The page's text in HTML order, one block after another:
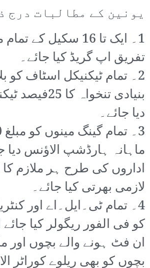
یونین کے مطالبات درج
1۔ ایک تا 16 سکیل کے
تفریق اپ گریڈ کیا جائے۔
2۔ تمام ٹیکنیکل اسٹاف کو
بنیادی تنخواہ
دیا جائے۔
ماہانہ ہارڈشپ الاؤنس دیا
اداروں کی طرح ہر ملازم کا
لازمی بھرتی کیا جائے۔
4۔ تمام ٹی۔ایل۔اے اور
کو فی الفور ریگولر کیا
ان فٹ ہونے والے بچوں اور
بچوں کو بھی ریلوے کوراٹر